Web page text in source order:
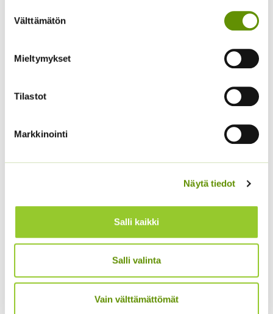
valinta
Välttämätön
Mieltymykset
Tilastot
Markkinointi
Näytä tiedot
Salli kaikki
Salli valinta
Vain välttämättömät
sekoitus
Koristekurpitsa Con
Sisältää arvonlisäveron
Kiinanasteri Matador
3,80€ Sisältää arvonlisäveron
Tarhakukonkannus
3,00€